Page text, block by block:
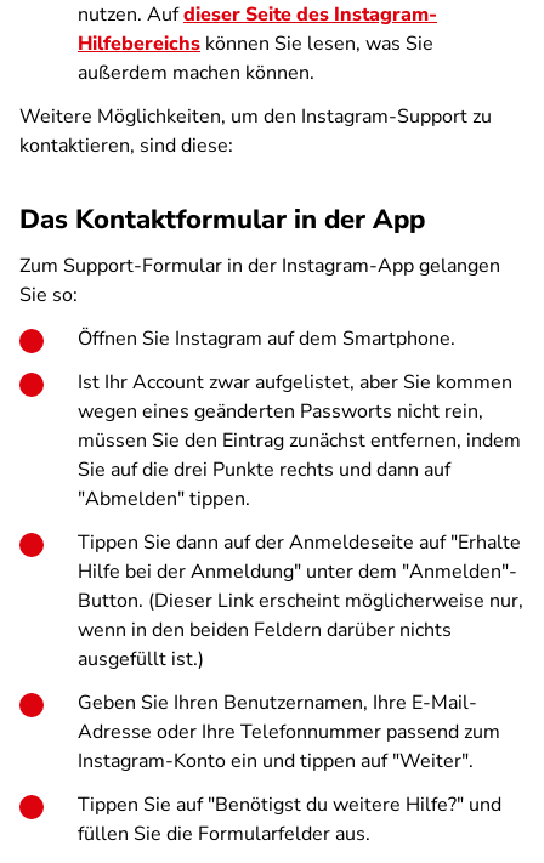
nutzen. Aufdieser Seite des Instagram-
Hilfebereichs können Sie lesen, was Sie
außerdem machen können.
Weitere Möglichkeiten, um den Instagram-Support zu
kontaktieren, sind diese:
Das Kontaktformular in der App
Zum Support-Formular in der Instagram-App gelangen
Sie so:
Öffnen Sie Instagram auf dem Smartphone.
Ist Ihr Account zwar aufgelistet, aber Sie kommen
wegen eines geänderten Passworts nicht rein,
müssen Sie den Eintrag zunächst entfernen, indem
Sie auf die drei Punkte rechts und dann auf
"Abmelden" tippen.
Tippen Sie dann auf der Anmeldeseite auf "Erhalte
Hilfe bei der Anmeldung" unter dem "Anmelden"-
Button. (Dieser Link erscheint möglicherweise nur,
wenn in den beiden Feldern darüber nichts
ausgefüllt ist.)
Geben Sie Ihren Benutzernamen, Ihre E-Mail-
Adresse oder Ihre Telefonnummer passend zum
Instagram-Konto ein und tippen auf "Weiter".
Tippen Sie auf "Benötigst du weitere Hilfe?" und
füllen Sie die Formularfelder aus.